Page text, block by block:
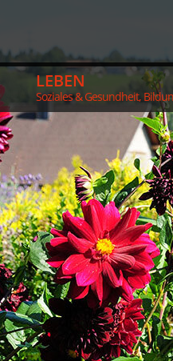
LEBEN
Soziales & Gesundheit,